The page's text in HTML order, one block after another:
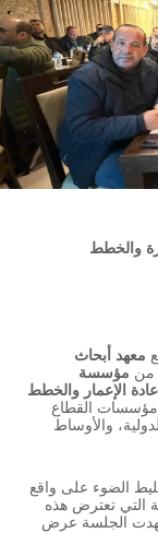
والخطط
معهد أبحاث
من مؤسسة
الإعمار والخطط
القطاع
والأوساط
الضوء على واقع
التي تعترض هذه
الجلسة عرض